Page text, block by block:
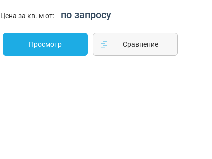
Цена за кв. м от: по запросу
Просмотр Cравнение